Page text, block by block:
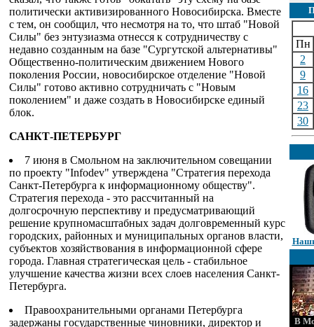
политически активизированного Новосибирска. Вместе
с тем, он сообщил, что несмотря на то, что штаб "Новой
Силы" без энтузиазма отнесся к сотрудничеству с
недавно созданным на базе "Сургутской альтернативы"
Общественно-политическим движением Нового
поколения России, новосибирское отделение "Новой
Силы" готово активно сотрудничать с "Новым
поколением" и даже создать в Новосибирске единый
блок.
САНКТ-ПЕТЕРБУРГ
7 июня в Смольном на заключительном совещании
по проекту "Infodev" утверждена "Стратегия перехода
Санкт-Петербурга к информационному обществу".
Стратегия перехода - это рассчитанный на
долгосрочную перспективу и предусматривающий
решение крупномасштабных задач долговременный курс
городских, районных и муниципальных органов власти,
субъектов хозяйствования в информационной сфере
города. Главная стратегическая цель - стабильное
улучшение качества жизни всех слоев населения Санкт-
Петербурга.
Правоохранительными органами Петербурга
задержаны государственные чиновники, директор и
Пн
2
9
16
23
30
В